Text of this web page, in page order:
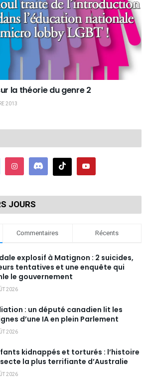
la théorie du genre 2
2013
JOURS
Commentaires Récents
explosif à Matignon : 2 suicides,
tentatives et une enquête qui
le gouvernement
2026
: un député canadien lit les
d’une IA en plein Parlement
2026
kidnappés et torturés : l’histoire
la plus terrifiante d’Australie
2026